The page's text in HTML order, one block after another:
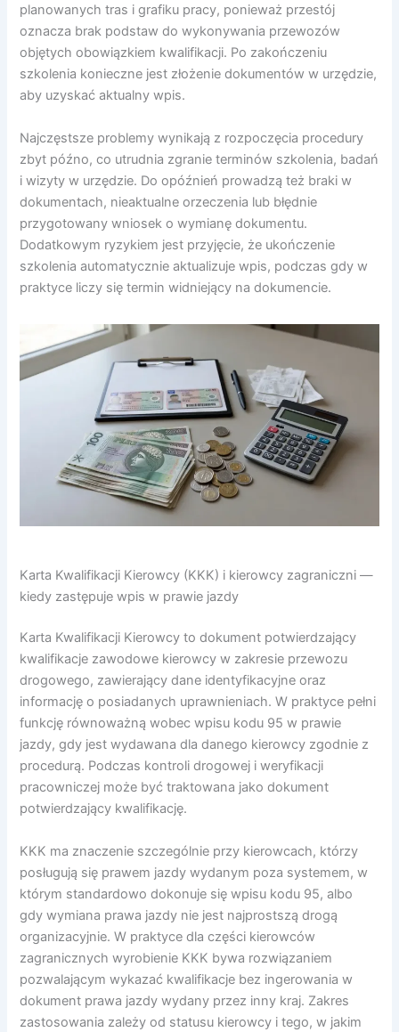
planowanych tras i grafiku pracy, ponieważ przestój
oznacza brak podstaw do wykonywania przewozów
objętych obowiązkiem kwalifikacji. Po zakończeniu
szkolenia konieczne jest złożenie dokumentów w urzędzie,
aby uzyskać aktualny wpis.
Najczęstsze problemy wynikają z rozpoczęcia procedury
zbyt późno, co utrudnia zgranie terminów szkolenia, badań
i wizyty w urzędzie. Do opóźnień prowadzą też braki w
dokumentach, nieaktualne orzeczenia lub błędnie
przygotowany wniosek o wymianę dokumentu.
Dodatkowym ryzykiem jest przyjęcie, że ukończenie
szkolenia automatycznie aktualizuje wpis, podczas gdy w
praktyce liczy się termin widniejący na dokumencie.
Karta Kwalifikacji Kierowcy (KKK) i kierowcy zagraniczni —
kiedy zastępuje wpis w prawie jazdy
Karta Kwalifikacji Kierowcy to dokument potwierdzający
kwalifikacje zawodowe kierowcy w zakresie przewozu
drogowego, zawierający dane identyfikacyjne oraz
informację o posiadanych uprawnieniach. W praktyce pełni
funkcję równoważną wobec wpisu kodu 95 w prawie
jazdy, gdy jest wydawana dla danego kierowcy zgodnie z
procedurą. Podczas kontroli drogowej i weryfikacji
pracowniczej może być traktowana jako dokument
potwierdzający kwalifikację.
KKK ma znaczenie szczególnie przy kierowcach, którzy
posługują się prawem jazdy wydanym poza systemem, w
którym standardowo dokonuje się wpisu kodu 95, albo
gdy wymiana prawa jazdy nie jest najprostszą drogą
organizacyjnie. W praktyce dla części kierowców
zagranicznych wyrobienie KKK bywa rozwiązaniem
pozwalającym wykazać kwalifikacje bez ingerowania w
dokument prawa jazdy wydany przez inny kraj. Zakres
zastosowania zależy od statusu kierowcy i tego, w jakim